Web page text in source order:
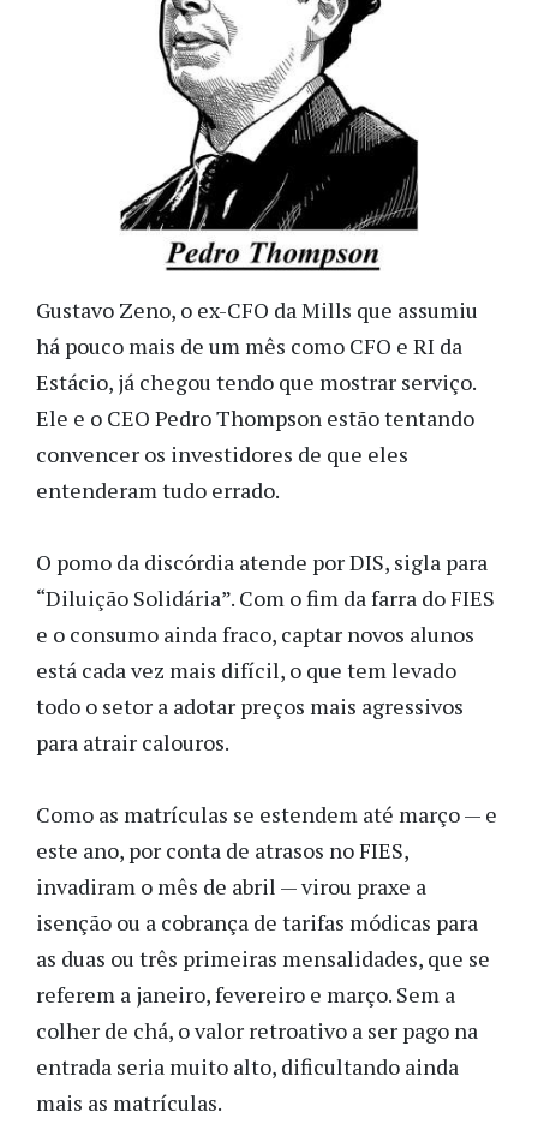
Gustavo Zeno, o ex-CFO da Mills que assumiu
há pouco mais de um mês como CFO e RI da
Estácio, já chegou tendo que mostrar serviço.
Ele e o CEO Pedro Thompson estão tentando
convencer os investidores de que eles
entenderam tudo errado.
O pomo da discórdia atende por DIS, sigla para
“Diluição Solidária”. Com o fim da farra do FIES
e o consumo ainda fraco, captar novos alunos
está cada vez mais difícil, o que tem levado
todo o setor a adotar preços mais agressivos
para atrair calouros.
Como as matrículas se estendem até março — e
este ano, por conta de atrasos no FIES,
invadiram o mês de abril — virou praxe a
isenção ou a cobrança de tarifas módicas para
as duas ou três primeiras mensalidades, que se
referem a janeiro, fevereiro e março. Sem a
colher de chá, o valor retroativo a ser pago na
entrada seria muito alto, dificultando ainda
mais as matrículas.